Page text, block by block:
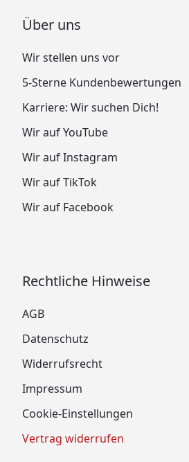
Über uns
Wir stellen uns vor
5-Sterne Kundenbewertungen
Karriere: Wir suchen Dich!
Wir auf YouTube
Wir auf Instagram
Wir auf TikTok
Wir auf Facebook
Rechtliche Hinweise
AGB
Datenschutz
Widerrufsrecht
Impressum
Cookie-Einstellungen
Vertrag widerrufen